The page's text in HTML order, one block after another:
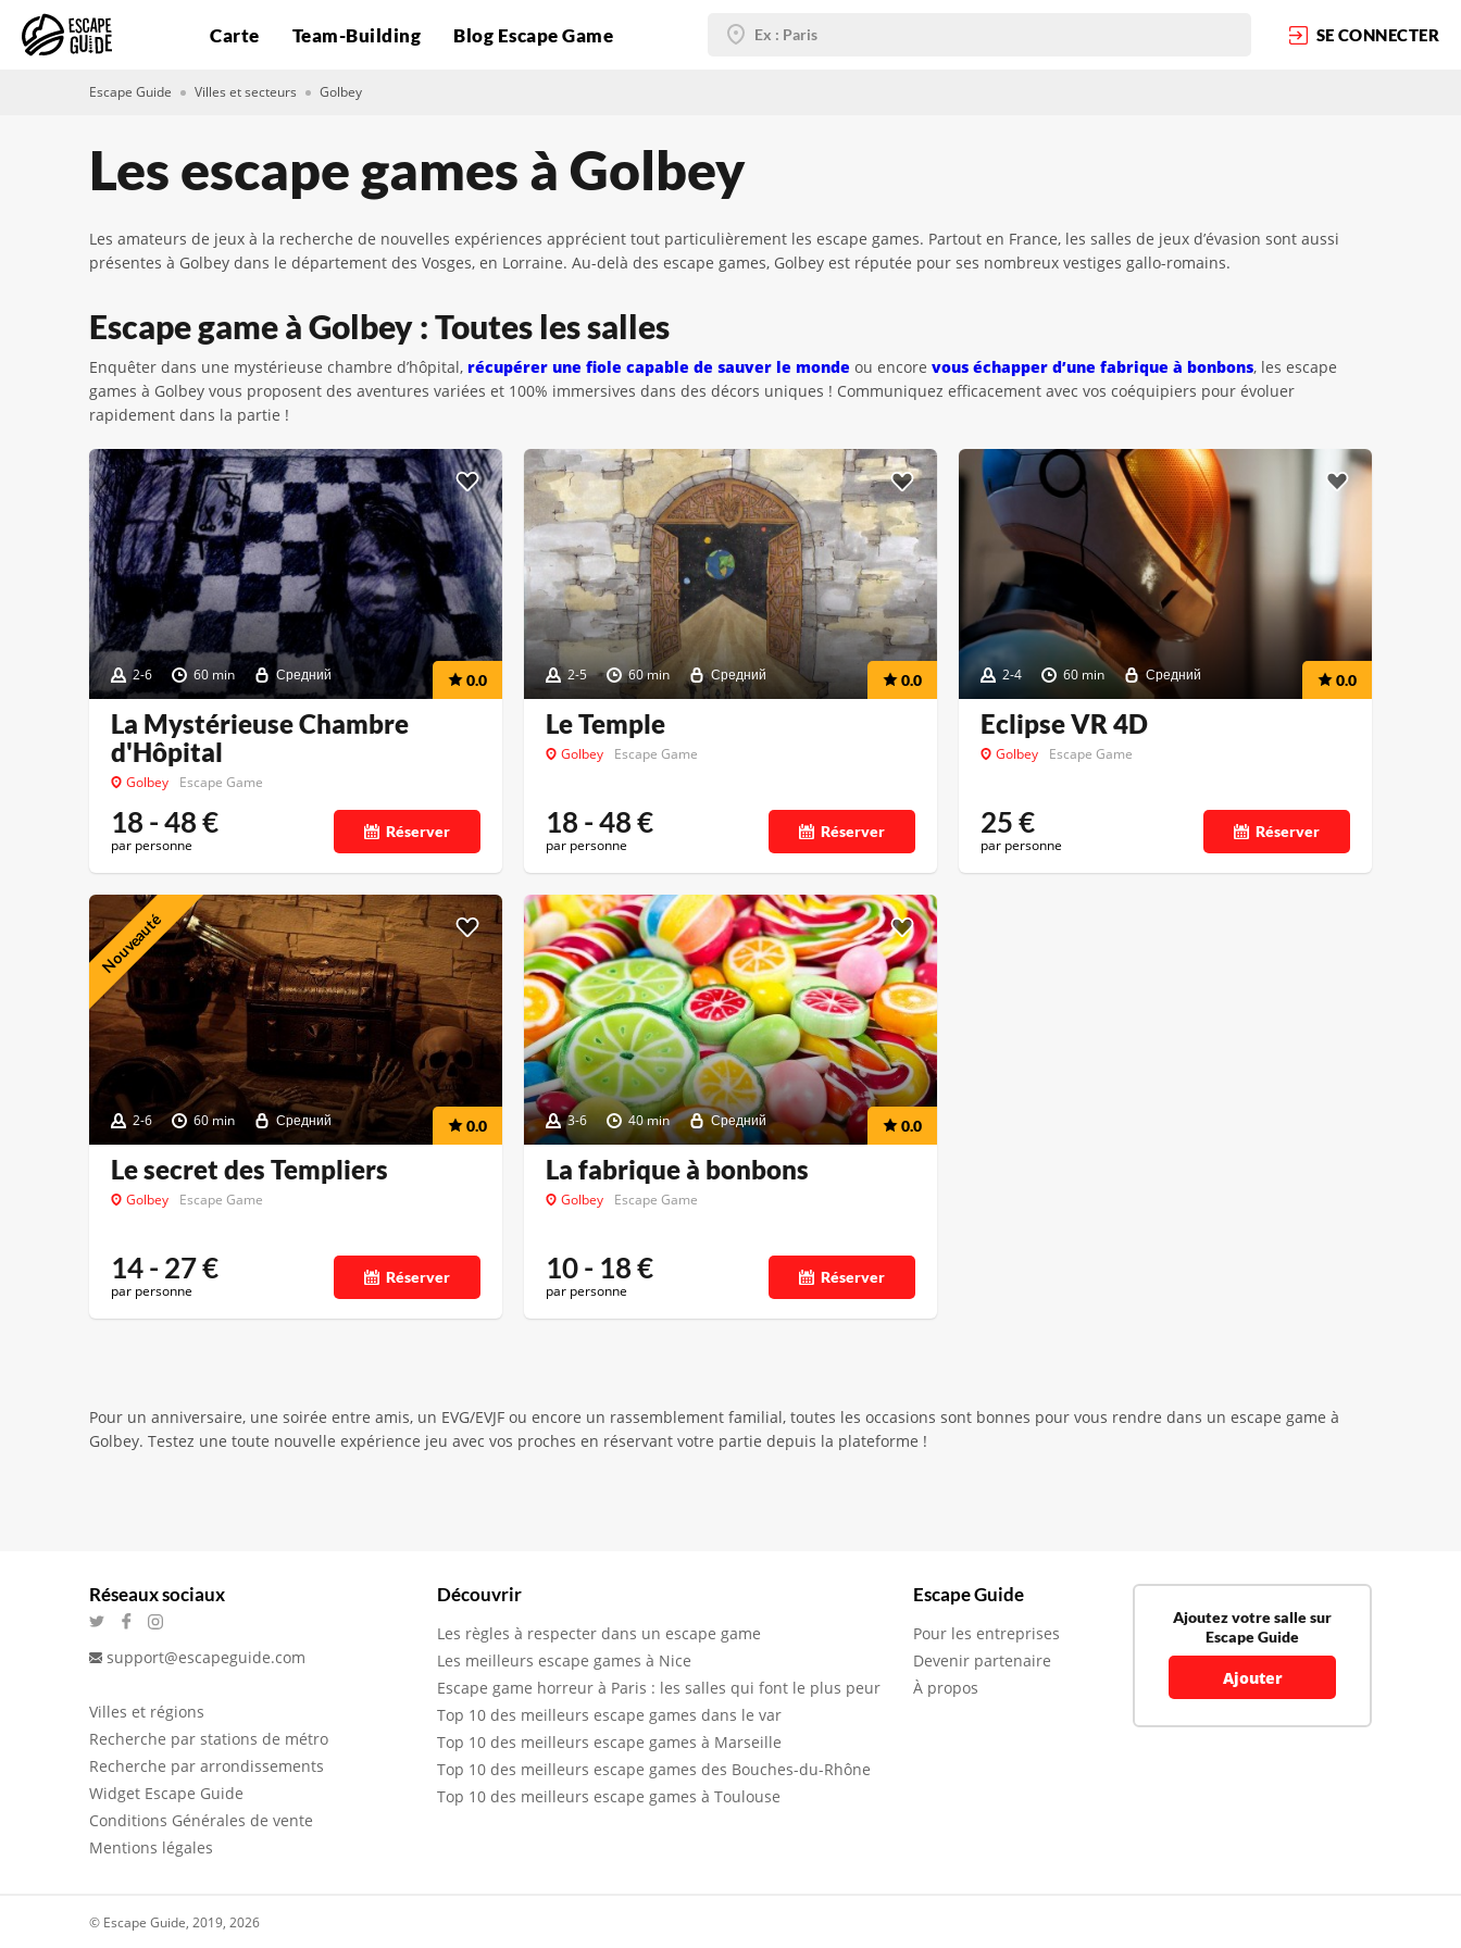
Carte Team-Building Blog Escape Game SE CONNECTER
Escape Guide Villes et secteurs Golbey
Les escape games à Golbey
Les amateurs de jeux à la recherche de nouvelles expériences apprécient tout particulièrement les escape games. Partout en France, les salles de jeux d’évasion sont aussi
présentes à Golbey dans le département des Vosges, en Lorraine. Au-delà des escape games, Golbey est réputée pour ses nombreux vestiges gallo-romains.
Escape game à Golbey : Toutes les salles
Enquêter dans une mystérieuse chambre d’hôpital, récupérer une fiole capable de sauver le monde ou encore vous échapper d’une fabrique à bonbons, les escape
games à Golbey vous proposent des aventures variées et 100% immersives dans des décors uniques ! Communiquez efficacement avec vos coéquipiers pour évoluer
rapidement dans la partie !
2-6 60 min Средний 0.0
La Mystérieuse Chambre
d'Hôpital
Golbey Escape Game
18 - 48€
par personne
Réserver
2-5 60 min Средний 0.0
Le Temple
Golbey Escape Game
18 - 48€
par personne
Réserver
2-4 60 min Средний 0.0
Eclipse VR 4D
Golbey Escape Game
25€
par personne
Réserver
2-6 60 min Средний 0.0
Nouveauté
Le secret des Templiers
Golbey Escape Game
14 - 27€
par personne
Réserver
3-6 40 min Средний 0.0
La fabrique à bonbons
Golbey Escape Game
10 - 18€
par personne
Réserver
Pour un anniversaire, une soirée entre amis, un EVG/EVJF ou encore un rassemblement familial, toutes les occasions sont bonnes pour vous rendre dans un escape game à
Golbey. Testez une toute nouvelle expérience jeu avec vos proches en réservant votre partie depuis la plateforme !
Réseaux sociaux
support@escapeguide.com
Villes et régions
Recherche par stations de métro
Recherche par arrondissements
Widget Escape Guide
Conditions Générales de vente
Mentions légales
Découvrir
Les règles à respecter dans un escape game
Les meilleurs escape games à Nice
Escape game horreur à Paris : les salles qui font le plus peur
Top 10 des meilleurs escape games dans le var
Top 10 des meilleurs escape games à Marseille
Top 10 des meilleurs escape games des Bouches-du-Rhône
Top 10 des meilleurs escape games à Toulouse
Escape Guide
Pour les entreprises
Devenir partenaire
À propos
Ajoutez votre salle sur
Escape Guide
Ajouter
© Escape Guide, 2019, 2026